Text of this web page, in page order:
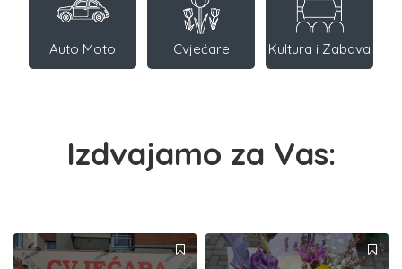
Auto Moto Cvjećare Kultura i Zabava
Izdvajamo za Vas: